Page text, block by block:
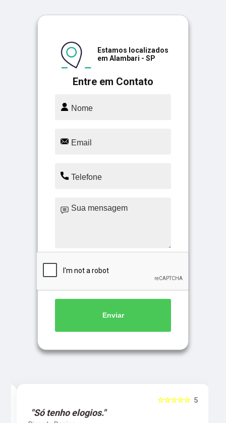
Entre em Contato
Estamos localizados
em Alambari - SP
Enviar
5
☆☆☆☆☆
"Só tenho elogios."